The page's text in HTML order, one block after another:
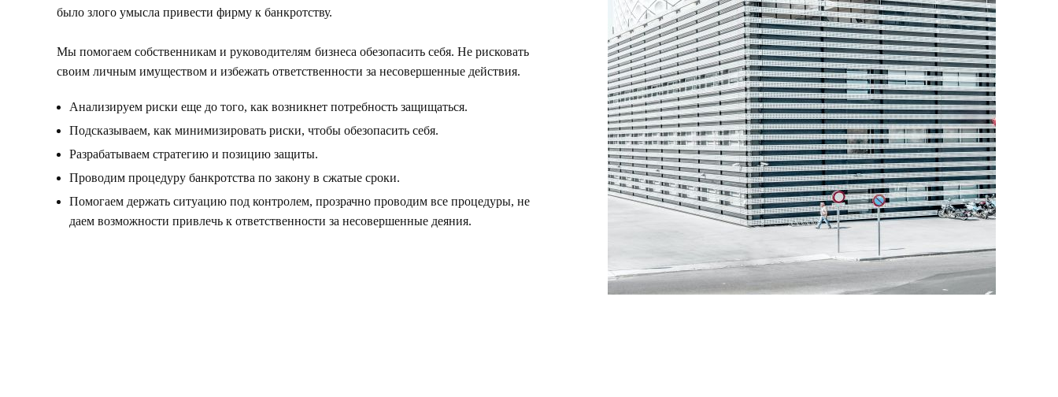
было злого умысла привести фирму к банкротству.
Мы помогаем собственникам и руководителям бизнеса обезопасить себя. Не рисковать
своим личным имуществом и избежать ответственности за несовершенные действия.
Анализируем риски еще до того, как возникнет потребность защищаться.
Подсказываем, как минимизировать риски, чтобы обезопасить себя.
Разрабатываем стратегию и позицию защиты.
Проводим процедуру банкротства по закону в сжатые сроки.
Помогаем держать ситуацию под контролем, прозрачно проводим все процедуры, не
даем возможности привлечь к ответственности за несовершенные деяния.